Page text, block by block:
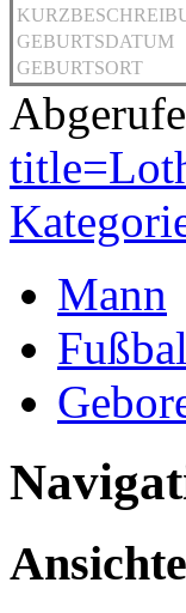
GEBURTSDATUM
GEBURTSORT
Mann